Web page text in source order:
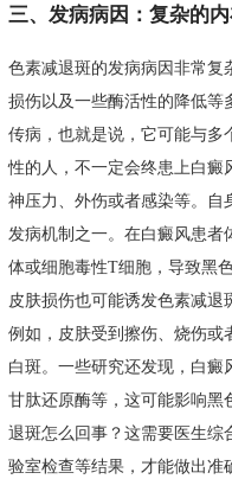
三、发病病因：复杂的
色素减退斑的发病病因非常复
损伤以及一些酶活性的降低等
传病，也就是说，它可能与多
性的人，不一定会终患上白癜
神压力、外伤或者感染等。自
发病机制之一。在白癜风患者
体或细胞毒性T细胞，导致黑
皮肤损伤也可能诱发色素减退
例如，皮肤受到擦伤、烧伤或
白斑。一些研究还发现，白癜
甘肽还原酶等，这可能影响黑
退斑怎么回事？这需要医生综
验室检查等结果，才能做出准